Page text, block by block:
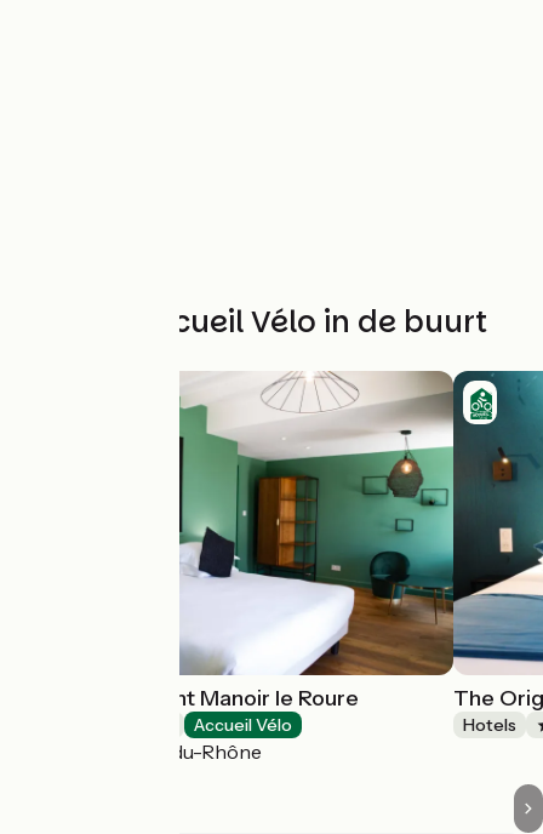
Andere Accueil Vélo in de buurt
Hôtel-Restaurant Manoir le Roure
Accueil Vélo
Châteauneuf-du-Rhône
The
Hotels